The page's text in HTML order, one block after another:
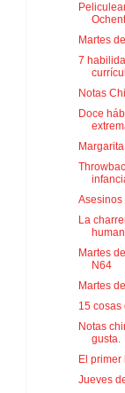
Martes
7
Notas
Doce
Asesinos
La
Martes
N64
Martes
15 cosas
Notas
gusta.
El
Jueves